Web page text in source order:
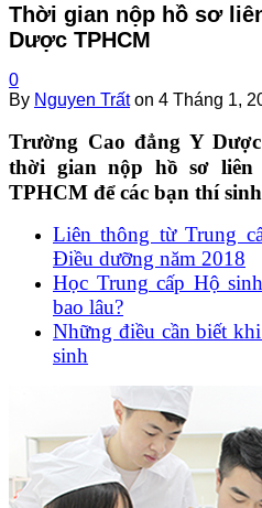
Thời gian nộp hồ sơ
Dược TPHCM
0
By Nguyen Trất on 4 Tháng 1,
Trường Cao đẳng Y
thời gian nộp hồ sơ liên
TPHCM để các bạn thí
Liên thông từ Trung
Điều dưỡng năm 2018
Học Trung cấp Hộ
bao lâu?
Những điều cần biết
sinh